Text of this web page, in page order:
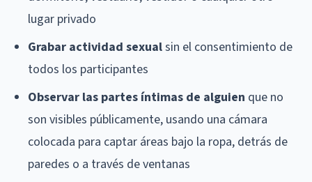
lugar privado
Grabar actividad sexualsin el consentimiento de
todos los participantes
Observar las partes íntimas de alguien que no
son visibles públicamente, usando una cámara
colocada para captar áreas bajo la ropa, detrás de
paredes o a través de ventanas